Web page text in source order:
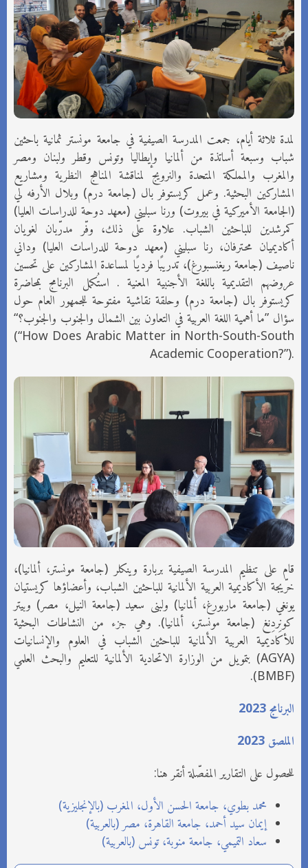
لمدة ثلاثة أيام، جمعت المدرسة الصيفية في جامعة مونستر ثمانية باحثين
شباب وسبعة أساتذة من ألمانيا وإيطاليا وتونس وقطر ولبنان ومصر
والمغرب والمملكة المتحدة والنرويج لمناقشة المناهج النظرية ومشاريع
المشاركين البحثية. وعمل كريستوفر بال (جامعة درم) وبلال الأرفه لي
(الجامعة الأميركية في بيروت) ورنا سبليني (معهد دوحة للدراسات العليا)
كمرشدين للباحثين الشباب. علاوة على ذلك، وفّر مدرّبان لغويان
أكاديميان محترفان، رنا سبليني (معهد دوحة للدراسات العليا) وداني
ناصيف (جامعة ريغنسبورغ)، تدريبًا فرديًا لمساعدة المشاركين على تحسين
عروضهم التقديمية باللغة الأجنبية المعنية . استُكمل البرنامج بمحاضرة
كريستوفر بال (جامعة درم) وحلقة نقاشية مفتوحة للجمهور العام حول
(“How Does Arabic Matter in North-South-South
Academic Cooperation?”).‎
قام على تنظيم المدرسة الصيفية بربارة وينكلر (جامعة مونستر، ألمانيا)،
خرّيجة الأكاديمية العربية الألمانية للباحثين الشباب، وأعضاؤها كريستيان
يونغي (جامعة ماربورغ، ألمانيا) ولبنى سعيد (جامعة النيل، مصر) وبيتر
كونِردِنغ (جامعة مونستر، ألمانيا). وهي جزء من النشاطات البحثية
للأكاديمية العربية الألمانية للباحثين الشباب في العلوم والإنسانيات
‎(AGYA)‎ بتمويل من الوزارة الاتحادية الألمانية للتعليم والبحث العلمي
‎(BMBF)‎.
البرنامج 2023‏
الملصق 2023
للحصول على التقارير المفصّلة أنقر هنا:
محمد بطوي، جامعة الحسن الأول، المغرب (بالإنجليزية)
إيمان سيد أحمد، جامعة القاهرة، مصر (بالعربية)
سعاد التميمي، جامعة منوبة، تونس (بالعربية)